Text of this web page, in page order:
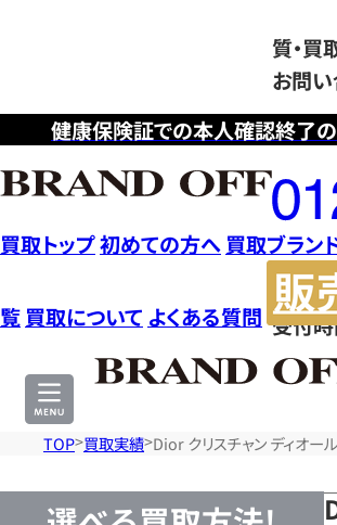
健康保険証での本人確認終了
質・買
お問
フ
リ
ー
ダ
イ
ヤ
ル
受付
買取トップ初めての方へ 買取ブラン
覧 買取について よくある質問
TOP 買取実績 Dior クリスチャン ディオー